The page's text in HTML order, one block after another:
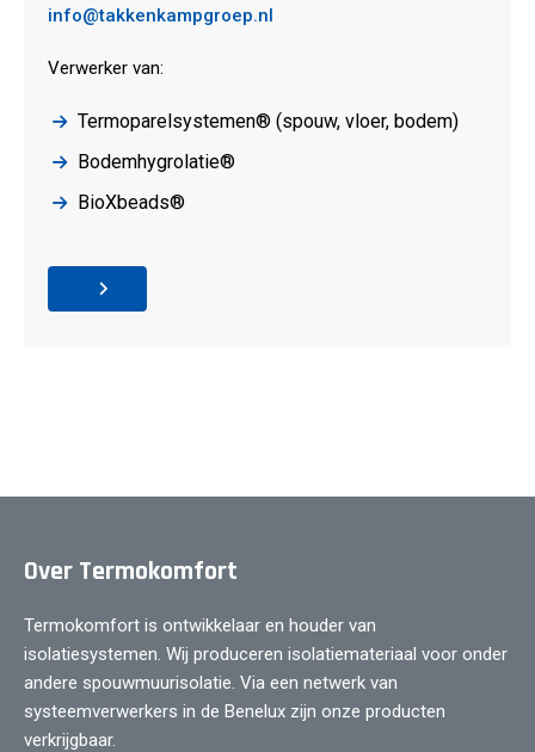
info@takkenkampgroep.nl
Verwerker van:
Termoparelsystemen® (spouw, vloer, bodem)
Bodemhygrolatie®
BioXbeads®
Over Termokomfort
Termokomfort is ontwikkelaar en houder van
isolatiesystemen. Wij produceren isolatiemateriaal voor onder
andere spouwmuurisolatie. Via een netwerk van
systeemverwerkers in de Benelux zijn onze producten
verkrijgbaar.